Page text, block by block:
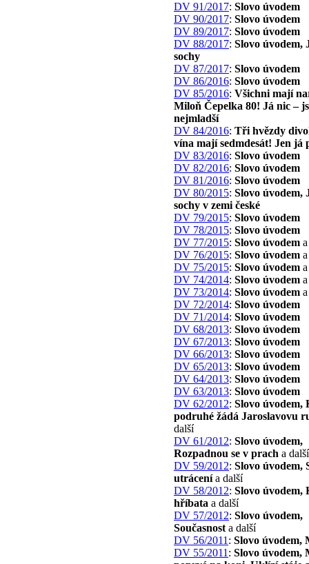
DV 91/2017: Slovo úvodem
DV 90/2017: Slovo úvodem
DV 89/2017: Slovo úvodem
DV 88/2017: Slovo úvodem,
sochy
DV 87/2017: Slovo úvodem
DV 86/2016: Slovo úvodem
DV 85/2016: Všichni mají
Miloň Čepelka 80! Já nic –
nejmladší
DV 84/2016: Tři hvězdy
vína mají sedmdesát! Jen já
DV 83/2016: Slovo úvodem
DV 82/2016: Slovo úvodem
DV 81/2016: Slovo úvodem
DV 80/2015: Slovo úvodem,
sochy v zemi české
DV 79/2015: Slovo úvodem
DV 78/2015: Slovo úvodem
DV 77/2015: Slovo úvodem
DV 76/2015: Slovo úvodem
DV 75/2015: Slovo úvodem
DV 74/2014: Slovo úvodem
DV 73/2014: Slovo úvodem
DV 72/2014: Slovo úvodem
DV 71/2014: Slovo úvodem
DV 68/2013: Slovo úvodem
DV 67/2013: Slovo úvodem
DV 66/2013: Slovo úvodem
DV 65/2013: Slovo úvodem
DV 64/2013: Slovo úvodem
DV 63/2013: Slovo úvodem
DV 62/2012: Slovo úvodem,
podruhé žádá Jaroslavovu
další
DV 61/2012: Slovo úvodem,
Rozpadnou se v prach a další
DV 59/2012: Slovo úvodem,
utrácenía další
DV 58/2012: Slovo úvodem,
hříbata a další
DV 57/2012: Slovo úvodem,
Současnost a další
DV 56/2011 : Slovo úvodem,
DV 55/2011 : Slovo úvodem,